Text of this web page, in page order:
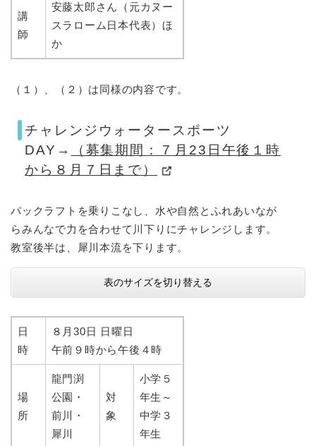
講
師
安藤太郎さん（元カヌー
スラローム日本代表）ほ
か
（１）、（２）は同様の内容です。
チャレンジウォータースポーツ
DAY→
（募集期間：７月23日午後１時
から８月７日まで）
パックラフトを乗りこなし、水や自然とふれあいなが
らみんなで力を合わせて川下りにチャレンジします。
教室後半は、犀川本流を下ります。
表のサイズを切り替える
日
時
８月30日 日曜日
午前９時から午後４時
場
所
龍門渕
公園・
前川・
犀川
対
象
小学５
年生～
中学３
年生